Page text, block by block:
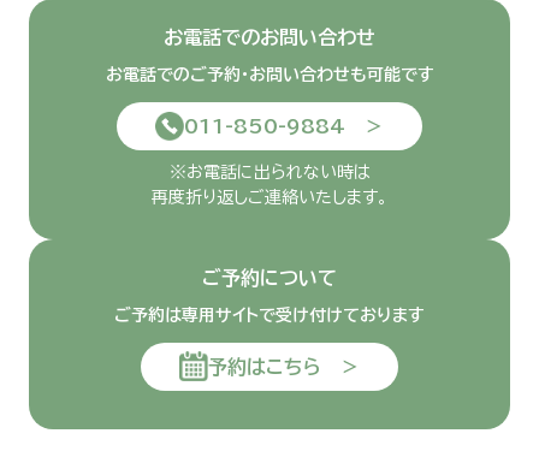
お電話でのお問い合わせ
お電話でのご予約・お問い合わせも可能です
011-850-9884 ＞
※お電話に出られない時は
再度折り返しご連絡いたします。
ご予約について
ご予約は専用サイトで受け付けております
予約はこちら ＞